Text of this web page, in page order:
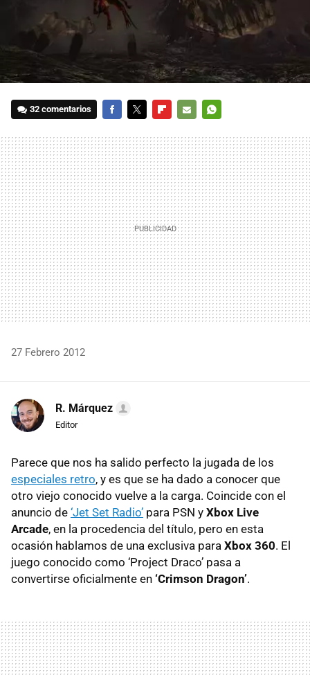
32 comentarios
MAIL
27 Febrero 2012
R. Márquez
Editor
Parece que nos ha salido perfecto la jugada de los
especiales retro, y es que se ha dado a conocer que
otro viejo conocido vuelve a la carga. Coincide con el
anuncio de ‘Jet Set Radio’ para PSN y Xbox Live
Arcade, en la procedencia del título, pero en esta
ocasión hablamos de una exclusiva para Xbox 360. El
juego conocido como ‘Project Draco’ pasa a
convertirse oficialmente en ‘Crimson Dragon’.